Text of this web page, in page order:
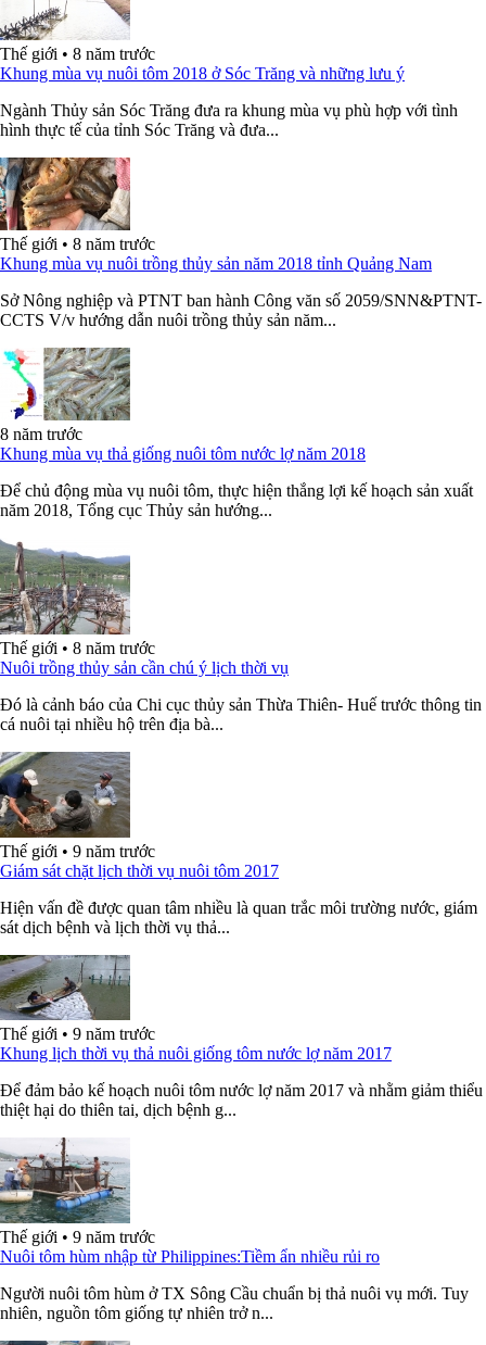
Thế giới • 8 năm trước
Khung mùa vụ nuôi tôm 2018 ở Sóc Trăng và những lưu ý
Ngành Thủy sản Sóc Trăng đưa ra khung mùa vụ phù hợp với tình
hình thực tế của tỉnh Sóc Trăng và đưa...
Thế giới • 8 năm trước
Khung mùa vụ nuôi trồng thủy sản năm 2018 tỉnh Quảng Nam
Sở Nông nghiệp và PTNT ban hành Công văn số 2059/SNN&PTNT-
CCTS V/v hướng dẫn nuôi trồng thủy sản năm...
8 năm trước
Khung mùa vụ thả giống nuôi tôm nước lợ năm 2018
Để chủ động mùa vụ nuôi tôm, thực hiện thắng lợi kế hoạch sản xuất
năm 2018, Tổng cục Thủy sản hướng...
Thế giới • 8 năm trước
Nuôi trồng thủy sản cần chú ý lịch thời vụ
Đó là cảnh báo của Chi cục thủy sản Thừa Thiên- Huế trước thông tin
cá nuôi tại nhiều hộ trên địa bà...
Thế giới • 9 năm trước
Giám sát chặt lịch thời vụ nuôi tôm 2017
Hiện vấn đề được quan tâm nhiều là quan trắc môi trường nước, giám
sát dịch bệnh và lịch thời vụ thả...
Thế giới • 9 năm trước
Khung lịch thời vụ thả nuôi giống tôm nước lợ năm 2017
Để đảm bảo kế hoạch nuôi tôm nước lợ năm 2017 và nhằm giảm thiểu
thiệt hại do thiên tai, dịch bệnh g...
Thế giới • 9 năm trước
Nuôi tôm hùm nhập từ Philippines:Tiềm ẩn nhiều rủi ro
Người nuôi tôm hùm ở TX Sông Cầu chuẩn bị thả nuôi vụ mới. Tuy
nhiên, nguồn tôm giống tự nhiên trở n...